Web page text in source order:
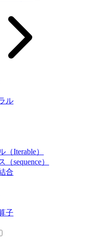
ル
（Iterable）
（sequence）
合
子